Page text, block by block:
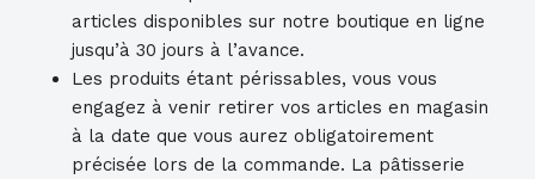
articles disponibles sur notre boutique en ligne
jusqu’à 30 jours à l’avance.
Les produits étant périssables, vous vous
engagez à venir retirer vos articles en magasin
à la date que vous aurez obligatoirement
précisée lors de la commande. La pâtisserie